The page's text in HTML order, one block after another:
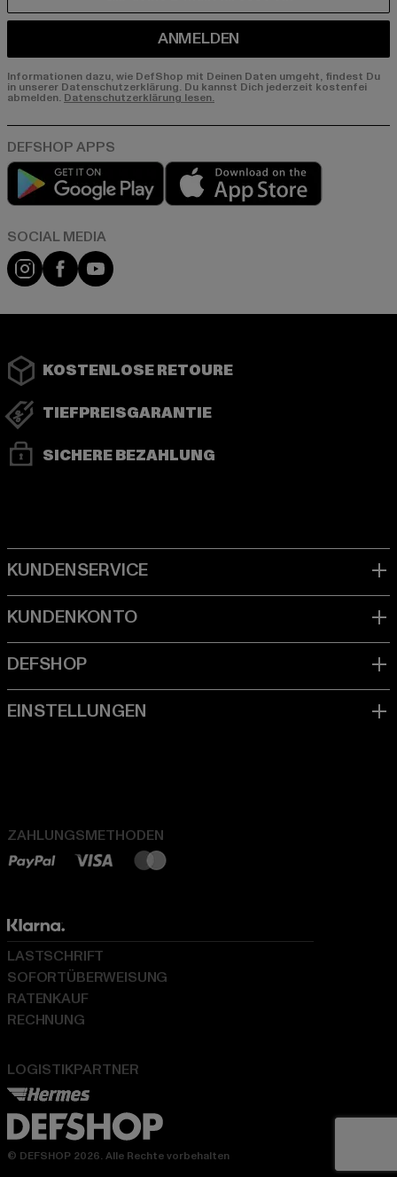
ANMELDEN
Informationen dazu, wie DefShop mit Deinen Daten umgeht, findest Du
in unserer Datenschutzerklärung. Du kannst Dich jederzeit kostenfei
abmelden. Datenschutzerklärung lesen.
Play market
Instagram
FacebookYouTube
KOSTENLOSE RETOURE
TIEFPREISGARANTIE
SICHERE BEZAHLUNG
ZAHLUNGSMETHODEN
LOGISTIKPARTNER
LASTSCHRIFT
SOFORTÜBERWEISUNG
RATENKAUF
RECHNUNG
© DEFSHOP 2026. Alle Rechte vorbehalten